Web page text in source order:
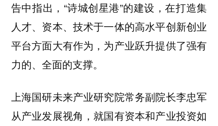
告中指出，“诗城创星港”的建设，在打造集
人才、资本、技术于一体的高水平创新创业
平台方面大有作为，为产业跃升提供了强有
力的、全面的支撑。
上海国研未来产业研究院常务副院长李忠军
从产业发展视角，就国有资本和产业投资如